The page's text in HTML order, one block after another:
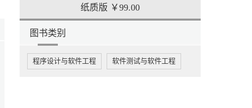
纸质版 ￥99.00
图书类别
程序设计与软件工程 软件测试与软件工程